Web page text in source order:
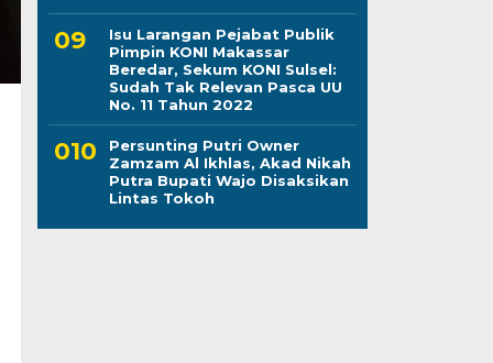
Isu Larangan Pejabat Publik
Pimpin KONI Makassar
Beredar, Sekum KONI Sulsel:
Sudah Tak Relevan Pasca UU
No. 11 Tahun 2022
Persunting Putri Owner
Zamzam Al Ikhlas, Akad Nikah
Putra Bupati Wajo Disaksikan
Lintas Tokoh